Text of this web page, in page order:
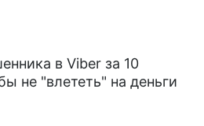
в Viber за 10
не "влететь" на деньги